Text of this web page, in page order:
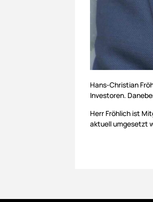
Hans-Christian
Investoren.
Herr Fröhlich ist
aktuell umgesetzt